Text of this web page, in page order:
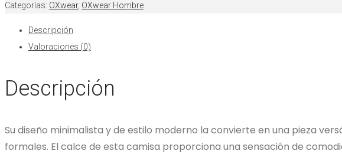
Categorías: OXwear, OXwear Hombre
Descripción
Valoraciones (0)
Descripción
Su diseño minimalista y de estilo moderno la convierte en una pieza
formales. El calce de esta camisa proporciona una sensación de